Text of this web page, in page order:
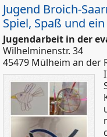
Jugend Broich-
Spiel, Spaß und
Jugendarbeit in der
Wilhelminenstr. 34
45479 Mülheim an der